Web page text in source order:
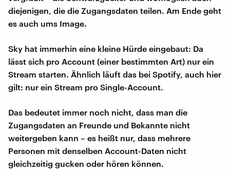
diejenigen, die die Zugangsdaten teilen. Am Ende geht
es auch ums Image.
Sky hat immerhin eine kleine Hürde eingebaut: Da
lässt sich pro Account (einer bestimmten Art) nur ein
Stream starten. Ähnlich läuft das bei Spotify, auch hier
gilt: nur ein Stream pro Single-Account.
Das bedeutet immer noch nicht, dass man die
Zugangsdaten an Freunde und Bekannte nicht
weitergeben kann – es heißt nur, dass mehrere
Personen mit denselben Account-Daten nicht
gleichzeitig gucken oder hören können.